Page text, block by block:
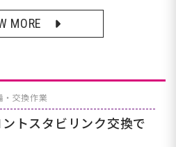
MORE
・交換作業
トスタビリンク交換で